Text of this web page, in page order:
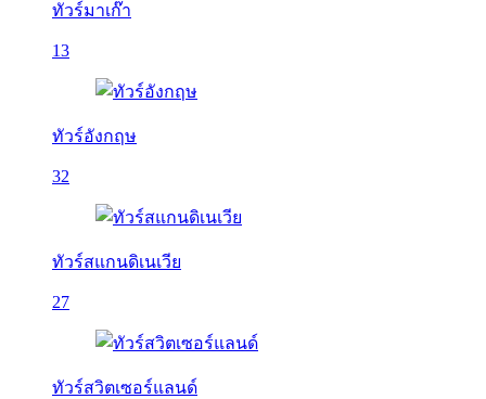
ทัวร์มาเก๊า
13
ทัวร์อังกฤษ
32
ทัวร์สแกนดิเนเวีย
27
ทัวร์สวิตเซอร์แลนด์